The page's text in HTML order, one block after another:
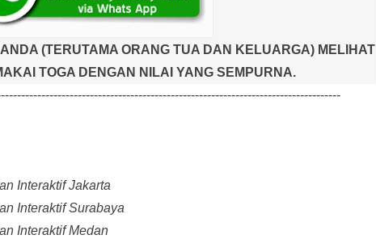
(TERUTAMA ORANG TUA DAN KELUARGA) MELIHAT
TOGA DENGAN NILAI YANG SEMPURNA.
Interaktif Jakarta
Interaktif Surabaya
Interaktif Medan